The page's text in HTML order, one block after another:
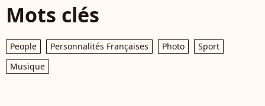
Mots clés
People Personnalités Françaises Photo
Sport
Musique